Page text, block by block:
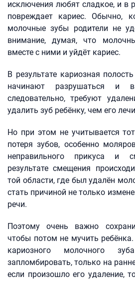
исключения любят сладкое, и в
повреждает кариес. Обычно,
молочные зубы родители не
внимание, думая, что
вместе с ними и уйдёт кариес.
В результате кариозная
начинают разрушаться и
следовательно, требуют
удалить зуб ребёнку, чем его
Но при этом не учитывается
потеря зубов, особенно
неправильного прикуса и
результате смещения
той области, где был удалён
стать причиной не только
речи.
Поэтому очень важно
чтобы потом не мучить
кариозного молочного
запломбировать, только на
если произошло его удаление,